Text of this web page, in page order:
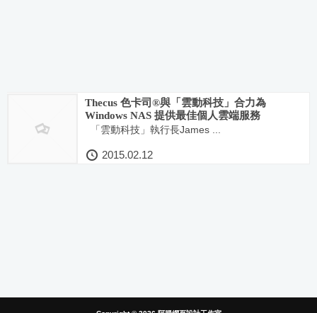
Thecus 色卡司®與「雲動科技」合力為
Windows NAS 提供最佳個人雲端服務
「雲動科技」執行長James ...
2015.02.12